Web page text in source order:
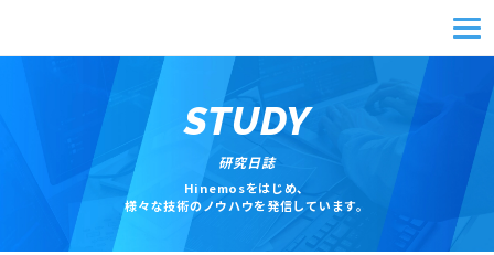
STUDY
研究日誌
Hinemosをはじめ、
様々な技術のノウハウを発信しています。